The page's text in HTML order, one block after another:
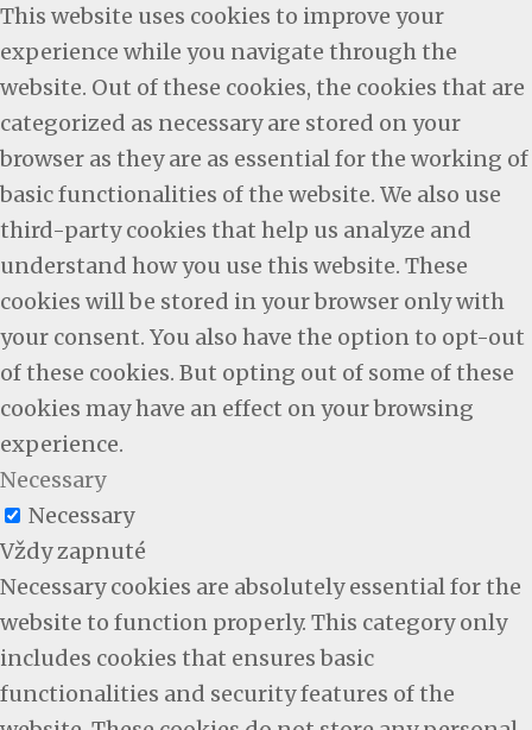
This website uses cookies to improve your
experience while you navigate through the
website. Out of these cookies, the cookies that are
categorized as necessary are stored on your
browser as they are as essential for the working of
basic functionalities of the website. We also use
third-party cookies that help us analyze and
understand how you use this website. These
cookies will be stored in your browser only with
your consent. You also have the option to opt-out
of these cookies. But opting out of some of these
cookies may have an effect on your browsing
experience.
Necessary
Necessary
Vždy zapnuté
Necessary cookies are absolutely essential for the
website to function properly. This category only
includes cookies that ensures basic
functionalities and security features of the